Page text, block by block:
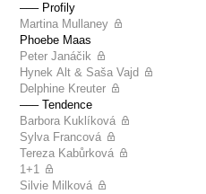
––– Profily
Martina Mullaney
Phoebe Maas
Peter Janáčik
Hynek Alt & Saša Vajd
Delphine Kreuter
––– Tendence
Barbora Kuklíková
Sylva Francová
Tereza Kabůrková
1+1
Silvie Milková